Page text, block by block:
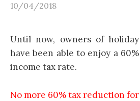
10/04/2018
Until now, owners of
have been able to enjoy a
income tax rate.
No more 60% tax reduction